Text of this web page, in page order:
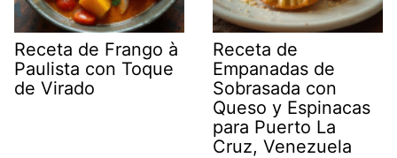
Receta de Frango à
Paulista con Toque
de Virado
Receta de
Empanadas de
Sobrasada con
Queso y Espinacas
para Puerto La
Cruz, Venezuela